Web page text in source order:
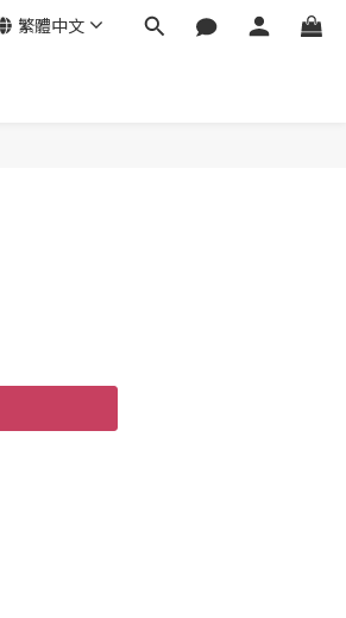
繁體中文